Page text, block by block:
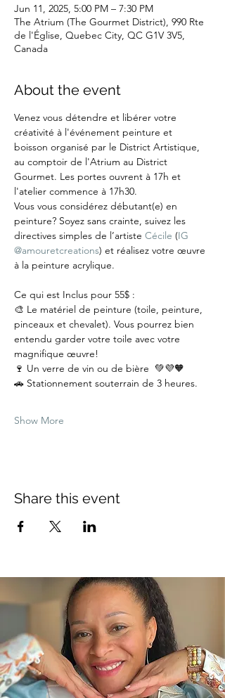
Jun 11, 2025, 5:00 PM – 7:30 PM
The Atrium (The Gourmet District), 990 Rte
de l'Église, Quebec City, QC G1V 3V5,
Canada
About the event
Venez vous détendre et libérer votre
créativité à l'événement peinture et
boisson organisé par le District Artistique,
au comptoir de l'Atrium au District
Gourmet. Les portes ouvrent à 17h et
l'atelier commence à 17h30.
Vous vous considérez débutant(e) en
peinture? Soyez sans crainte, suivez les
directives simples de l’artiste Cécile (IG
@amouretcreations) et réalisez votre œuvre
à la peinture acrylique.
Ce qui est Inclus pour 55$ :
🎨 Le matériel de peinture (toile, peinture,
pinceaux et chevalet). Vous pourrez bien
entendu garder votre toile avec votre
magnifique œuvre!
🍷 Un verre de vin ou de bière  💚💜🧡
🚗 Stationnement souterrain de 3 heures.
Show More
Share this event